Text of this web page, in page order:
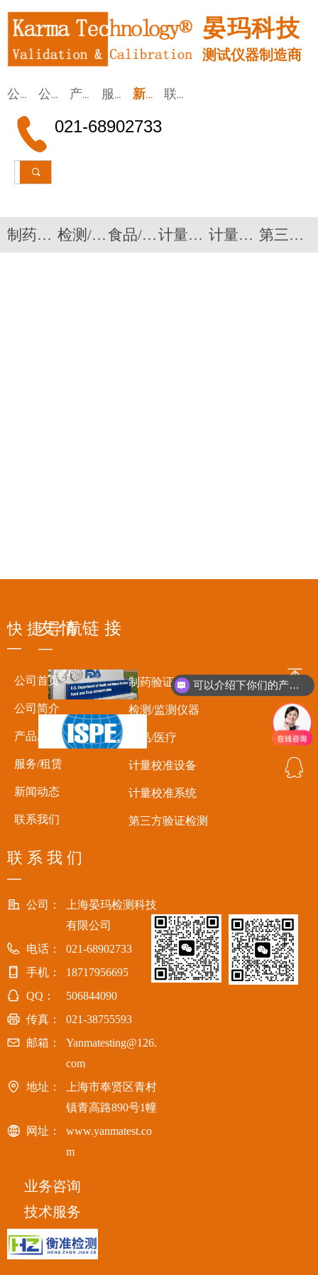
制药验证设备 检测/监测仪器 食品/医疗 计量校准设备 计量校准系统 第三方验证检测服务
끠
021-68902733
公司首页 公司简介 产品应用 服务/租赁 新闻动态 联系我们
晏玛科技
测试仪器制造商
联 系 我 们
—
公司：
上海晏玛检测科技
有限公司
电话：
021-68902733
手机：
18717956695
QQ：
506844090
传真：
021-38755593
邮箱：
Yanmatesting@126.
com
地址：
上海市奉贤区青村
镇青高路890号1幢
网址：
www.yanmatest.co
m
技术服务
快 捷 导 航
—
制药验证设备
检测/监测仪器
食品/医疗
计量校准设备
计量校准系统
第三方验证检测
公司首页
公司简介
产品应用
服务/租赁
新闻动态
联系我们
业务咨询
友 情 链 接
—
ꁸ
回到顶部
ꂅ
18717956695
ꁗ
可以介绍下你们的产品么